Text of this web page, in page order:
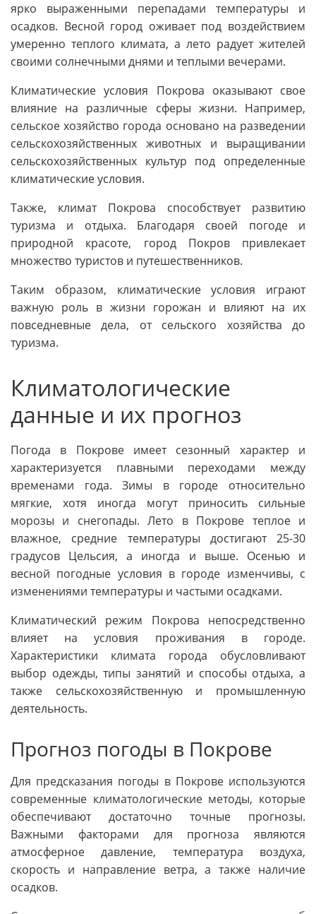
ярко выраженными перепадами температуры и
осадков. Весной город оживает под воздействием
умеренно теплого климата, а лето радует жителей
своими солнечными днями и теплыми вечерами.
Климатические условия Покрова оказывают свое
влияние на различные сферы жизни. Например,
сельское хозяйство города основано на разведении
сельскохозяйственных животных и выращивании
сельскохозяйственных культур под определенные
климатические условия.
Также, климат Покрова способствует развитию
туризма и отдыха. Благодаря своей погоде и
природной красоте, город Покров привлекает
множество туристов и путешественников.
Таким образом, климатические условия играют
важную роль в жизни горожан и влияют на их
повседневные дела, от сельского хозяйства до
туризма.
Климатологические
данные и их прогноз
Погода в Покрове имеет сезонный характер и
характеризуется плавными переходами между
временами года. Зимы в городе относительно
мягкие, хотя иногда могут приносить сильные
морозы и снегопады. Лето в Покрове теплое и
влажное, средние температуры достигают 25-30
градусов Цельсия, а иногда и выше. Осенью и
весной погодные условия в городе изменчивы, с
изменениями температуры и частыми осадками.
Климатический режим Покрова непосредственно
влияет на условия проживания в городе.
Характеристики климата города обусловливают
выбор одежды, типы занятий и способы отдыха, а
также сельскохозяйственную и промышленную
деятельность.
Прогноз погоды в Покрове
Для предсказания погоды в Покрове используются
современные климатологические методы, которые
обеспечивают достаточно точные прогнозы.
Важными факторами для прогноза являются
атмосферное давление, температура воздуха,
скорость и направление ветра, а также наличие
осадков.